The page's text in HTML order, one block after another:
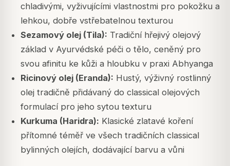
chladivými, vyživujícími vlastnostmi pro pokožku a
lehkou, dobře vstřebatelnou texturou
Sezamový olej (Tila): Tradiční hřejivý olejový
základ v Ayurvédské péči o tělo, ceněný pro
svou afinitu ke kůži a hloubku v praxi Abhyanga
Ricinový olej (Eranda): Hustý, výživný rostlinný
olej tradičně přidávaný do classical olejových
formulací pro jeho sytou texturu
Kurkuma (Haridra): Klasické zlatavé koření
přítomné téměř ve všech tradičních classical
bylinných olejích, dodávající barvu a vůni